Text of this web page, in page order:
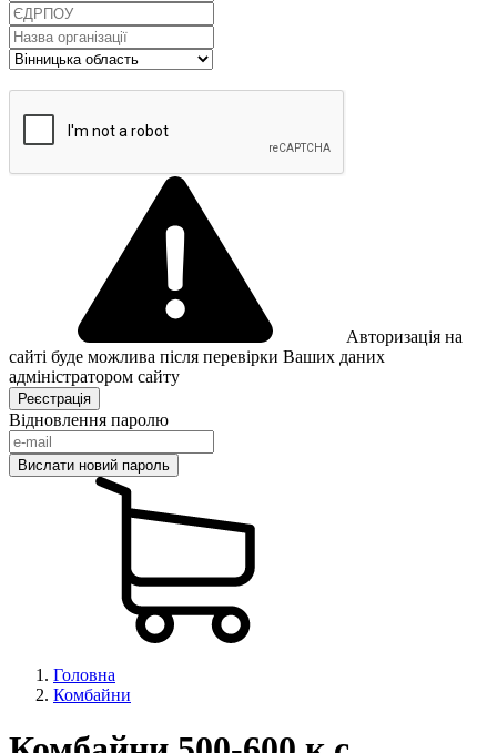
Авторизація на
сайті буде можлива після перевірки Ваших даних
адміністратором сайту
Відновлення паролю
Головна
Комбайни